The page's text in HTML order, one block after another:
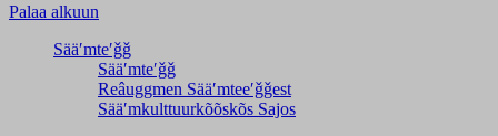
Palaa alkuun
Sääʹmteʹǧǧ
Sääʹmteʹǧǧ
Reâuggmen Sääʹmteeʹǧǧest
Sääʹmkulttuurkõõskõs Sajos